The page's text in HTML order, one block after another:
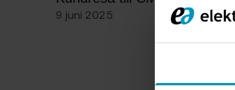
9 juni 2025